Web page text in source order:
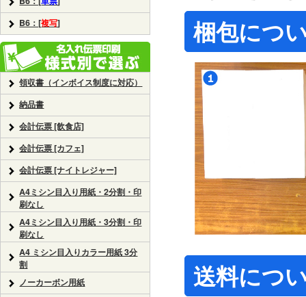
梱包につ
送料につ
B6：[複写]
領収書（インボイス制度に対応）
納品書
会計伝票 [飲食店]
会計伝票 [カフェ]
会計伝票 [ナイトレジャー]
A4ミシン目入り用紙・2分割・印
刷なし
A4ミシン目入り用紙・3分割・印
刷なし
A4 ミシン目入りカラー用紙 3分
割
ノーカーボン用紙